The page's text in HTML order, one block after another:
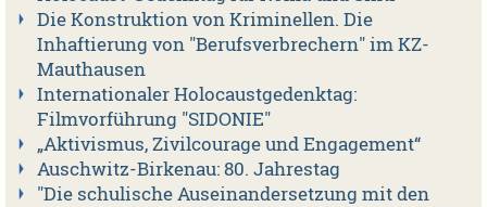
Die Konstruktion von Kriminellen. Die
Inhaftierung von "Berufsverbrechern" im KZ-
Mauthausen
Internationaler Holocaustgedenktag:
Filmvorführung "SIDONIE"
„Aktivismus, Zivilcourage und Engagement“
Auschwitz-Birkenau: 80. Jahrestag
"Die schulische Auseinandersetzung mit den